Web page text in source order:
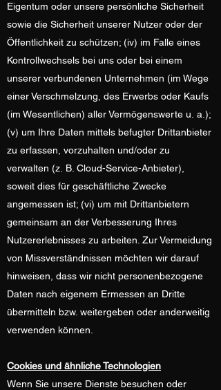
Eigentum oder unsere persönliche Sicherheit
sowie die Sicherheit unserer Nutzer oder der
Öffentlichkeit zu schützen; (iv) im Falle eines
Kontrollwechsels bei uns oder bei einem
unserer verbundenen Unternehmen (im Wege
einer Verschmelzung, des Erwerbs oder Kaufs
(im Wesentlichen) aller Vermögenswerte u. a.);
(v) um Ihre Daten mittels befugter Drittanbieter
zu erfassen, vorzuhalten und/oder zu
verwalten (z. B. Cloud-Service-Anbieter),
soweit dies für geschäftliche Zwecke
angemessen ist; (vi) um mit Drittanbietern
gemeinsam an der Verbesserung Ihres
Nutzererlebnisses zu arbeiten. Zur Vermeidung
von Missverständnissen möchten wir darauf
hinweisen, dass wir nicht personenbezogene
Daten nach eigenem Ermessen an Dritte
übermitteln bzw. weitergeben oder anderweitig
verwenden können.
Cookies und ähnliche Technologien
Wenn Sie unsere Dienste besuchen oder